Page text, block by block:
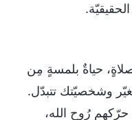
حياةٌ بلمسةٍ مِن
وشخصيّتك تتبدّل.
حرّكهم رُوح الله،